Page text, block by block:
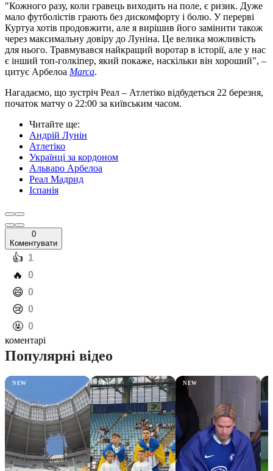
"Кожного разу, коли гравець виходить на поле, є ризик. Дуже
мало футболістів грають без дискомфорту і болю. У перерві
Куртуа хотів продовжити, але я вирішив його замінити також
через максимальну довіру до Луніна. Це велика можливість
для нього. Травмувався найкращий воротар в історії, але у нас
є інший топ-голкіпер, який покаже, наскільки він хороший", –
цитує Арбелоа Marca.
Нагадаємо, що зустріч Реал – Атлетіко відбудеться 22 березня,
початок матчу о 22:00 за київським часом.
Читайте ще:
Андрій Лунін
Атлетіко
Українці за кордоном
Альваро Арбелоа
Реал Мадрид
Іспанія
0
Коментувати
️👍 1
️🔥 0
️😄 0
️😢 0
️🤬 0
коментарі